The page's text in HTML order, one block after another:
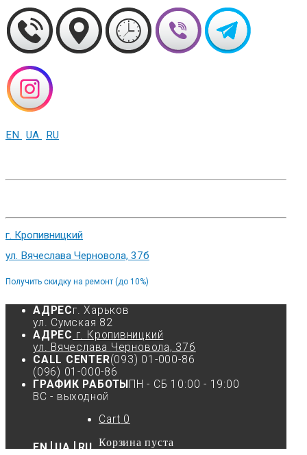
EN UA RU
г. Кропивницкий
ул. Вячеслава Черновола, 37б
Получить скидку на ремонт (до 10%)
АДРЕСг. Харьков
ул. Сумская 82
АДРЕС г. Кропивницкий
ул. Вячеслава Черновола, 37б
CALL CENTER(093) 01-000-86
(096) 01-000-86
ГРАФИК РАБОТЫ ПН - СБ 10:00 - 19:00
ВС - выходной
EN UA RU
Cart 0
Корзина пуста